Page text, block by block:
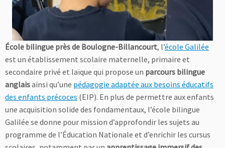
École bilingue près de Boulogne-Billancourt, l’école Galilée
est un établissement scolaire maternelle, primaire et
secondaire privé et laïque qui propose un parcours bilingue
anglaisainsi qu’une pédagogie adaptée aux besoins éducatifs
des enfants précoces (EIP). En plus de permettre aux enfants
une acquisition solide des fondamentaux, l’école bilingue
Galilée se donne pour mission d’approfondir les sujets au
programme de l’Éducation Nationale et d’enrichir les cursus